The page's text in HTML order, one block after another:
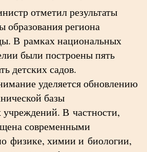
отметил результаты
образования региона
В рамках национальных
были построены пять
детских садов.
уделяется обновлению
базы
учреждений. В частности,
современными
физике, химии и биологии,